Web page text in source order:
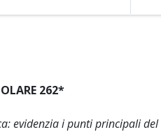
262*
evidenzia i punti principali